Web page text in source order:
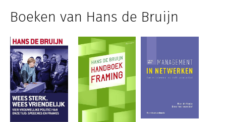
Boeken van Hans de Bruijn